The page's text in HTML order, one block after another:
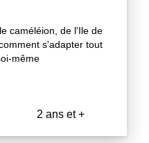
caméléion, de l'Ile de
s'adapter tout
même
2 ans et +